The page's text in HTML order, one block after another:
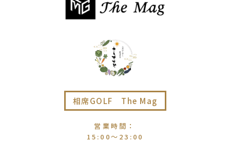
相席GOLF The Mag
営業時間 ：
15:00〜23:00